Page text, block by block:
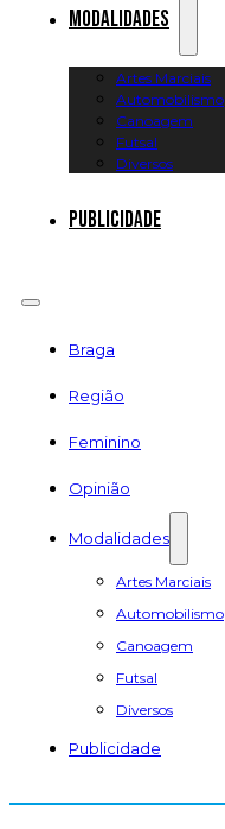
Modalidades
Artes Marciais
Automobilismo
Canoagem
Futsal
Diversos
Publicidade
Braga
Região
Feminino
Opinião
Modalidades
Artes Marciais
Automobilismo
Canoagem
Futsal
Diversos
Publicidade